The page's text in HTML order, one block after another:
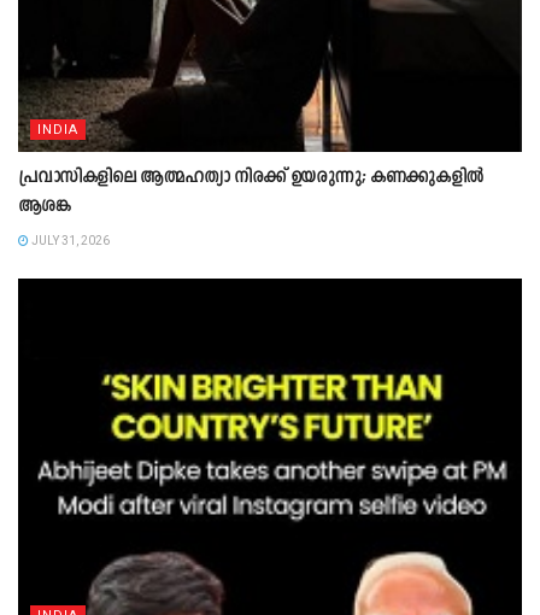
INDIA
പ്രവാസികളിലെ ആത്മഹത്യാ നിരക്ക് ഉയരുന്നു; കണക്കുകളിൽ
ആശങ്ക
JULY 31, 2026